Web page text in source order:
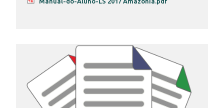
INSCRIÇÃO E SELEÇÃO